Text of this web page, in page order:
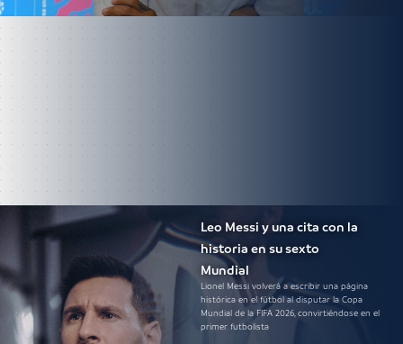
Leo Messi y una cita con la
historia en su sexto
Mundial
Lionel Messi volverá a escribir una página
histórica en el fútbol al disputar la Copa
Mundial de la FIFA 2026, convirtiéndose en el
primer futbolista